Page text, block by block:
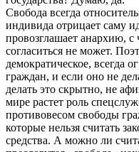
Свобода всегда
индивида отрицает саму
провозглашает анархию, с
согласиться не может.
демократическое, всегда
граждан, и если оно не
делать это скрытно, не
мире растет роль
противовесом свободы
которые нельзя считать
средства. А можно ли